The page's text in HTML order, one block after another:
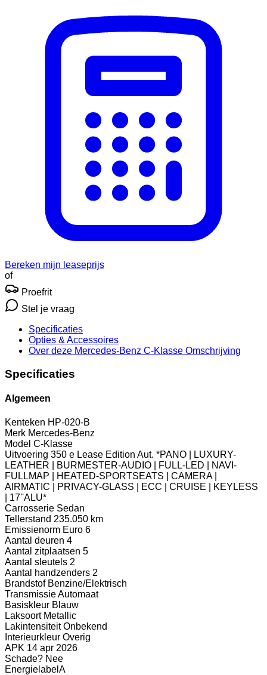
Bereken mijn leaseprijs
of
Proefrit
Stel je vraag
Specificaties
Opties & Accessoires
Over deze Mercedes-Benz C-Klasse Omschrijving
Specificaties
Algemeen
Kenteken HP-020-B
Merk Mercedes-Benz
Model C-Klasse
Uitvoering 350 e Lease Edition Aut. *PANO | LUXURY-
LEATHER | BURMESTER-AUDIO | FULL-LED | NAVI-
FULLMAP | HEATED-SPORTSEATS | CAMERA |
AIRMATIC | PRIVACY-GLASS | ECC | CRUISE | KEYLESS
| 17''ALU*
Carrosserie Sedan
Tellerstand 235.050 km
Emissienorm Euro 6
Aantal deuren 4
Aantal zitplaatsen 5
Aantal sleutels 2
Aantal handzenders 2
Brandstof Benzine/Elektrisch
TransmissieAutomaat
Basiskleur Blauw
Laksoort Metallic
Lakintensiteit Onbekend
Interieurkleur Overig
APK 14 apr 2026
Schade? Nee
Energielabel A